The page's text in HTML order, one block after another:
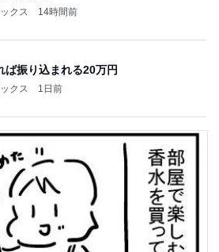
クス 14時間前
ば振り込まれる20万円
クス 1日前